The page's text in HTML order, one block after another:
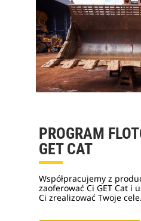
PROGRAM
GET CAT
Współpracujemy z
zaoferować Ci GET Cat i
Ci zrealizować Twoje cele.